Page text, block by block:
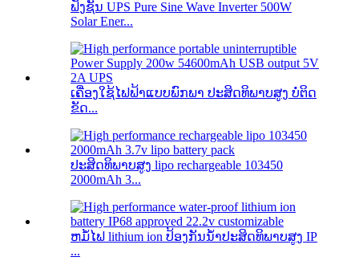
ຟັງຊັນ UPS Pure Sine Wave Inverter 500W
Solar Ener...
ເຄື່ອງໃຊ້ໄຟຟ້າແບບພົກພາ ປະສິດທິພາບສູງ ບໍ່ຕິດ
ຂັດ...
ປະສິດທິພາບສູງ lipo rechargeable 103450
2000mAh 3...
ຫມໍ້ໄຟ lithium ion ປ້ອງກັນນ້ໍາປະສິດທິພາບສູງ IP
...